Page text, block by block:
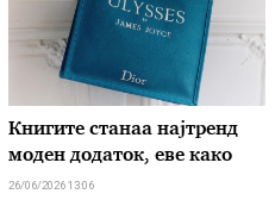
Книгите станаа најтренд
моден додаток, еве како
26/06/2026 13:06